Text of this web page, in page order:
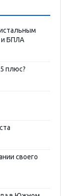
и БПЛА
плюс?
своего